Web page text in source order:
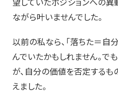
ながら叶いませんでした。
以前の私なら、「落ちた＝自
んでいたかもしれません。で
が、自分の価値を否定するも
えました。